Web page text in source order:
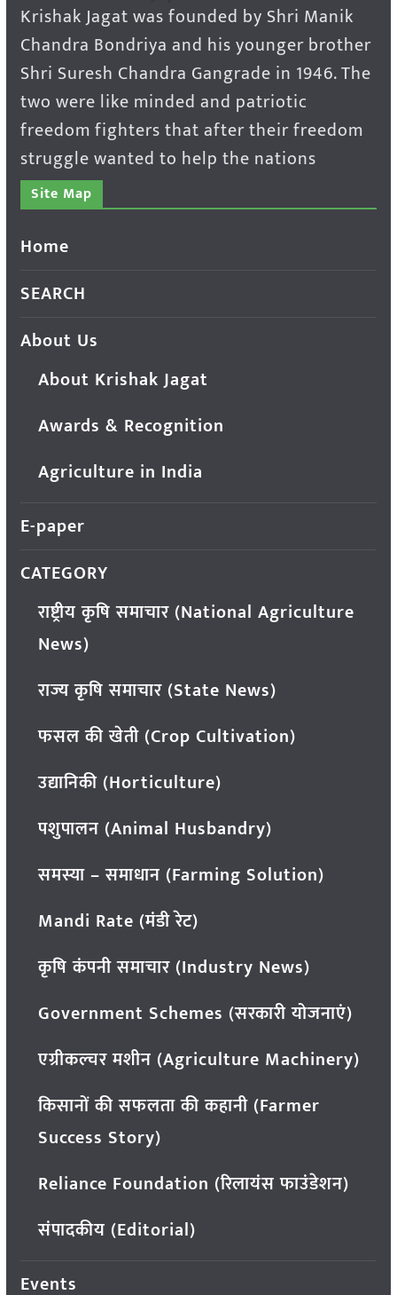
Krishak Jagat was founded by Shri Manik
Chandra Bondriya and his younger brother
Shri Suresh Chandra Gangrade in 1946. The
two were like minded and patriotic
freedom fighters that after their freedom
struggle wanted to help the nations
Site Map
Home
SEARCH
About Us
About Krishak Jagat
Awards & Recognition
Agriculture in India
E-paper
CATEGORY
राष्ट्रीय कृषि समाचार (National Agriculture
News)
राज्य कृषि समाचार (State News)
फसल की खेती (Crop Cultivation)
उद्यानिकी (Horticulture)
पशुपालन (Animal Husbandry)
समस्या – समाधान (Farming Solution)
Mandi Rate (मंडी रेट)
कृषि कंपनी समाचार (Industry News)
Government Schemes (सरकारी योजनाएं)
एग्रीकल्चर मशीन (Agriculture Machinery)
किसानों की सफलता की कहानी (Farmer
Success Story)
Reliance Foundation (रिलायंस फाउंडेशन)
संपादकीय (Editorial)
Events